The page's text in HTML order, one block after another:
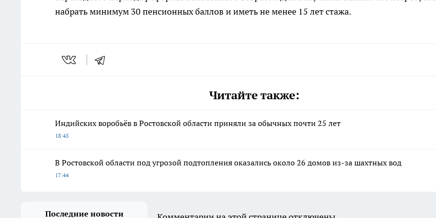
набрать минимум 30 пенсионных баллов и иметь не менее 15 лет стажа.
Читайте также:
Индийских воробьёв в Ростовской области приняли за обычных почти 25 лет
18:45
В Ростовской области под угрозой подтопления оказались около 26 домов из-за шахтных вод
17:44
Последние новости